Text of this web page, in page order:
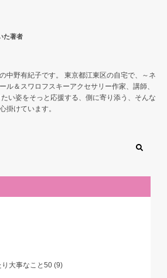
た著者
中野有紀子です。 東京都江東区の自宅で、～ネ
ル＆スワロフスキーアクセサリー作家、講師、
い姿をそっと応援する、側に寄り添う、そんな
掛けています。
り大事なこと50(9)